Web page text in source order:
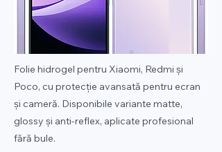
Folie hidrogel pentru Xiaomi, Redmi și
Poco, cu protecție avansată pentru ecran
și cameră. Disponibile variante matte,
glossy și anti-reflex, aplicate profesional
fără bule.